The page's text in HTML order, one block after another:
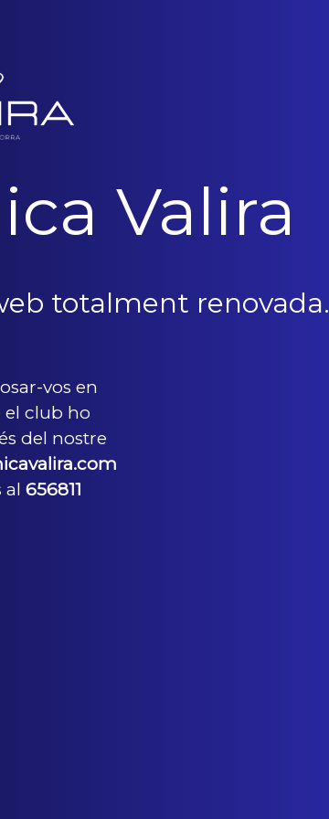
Valira
totalment renovada.
vos en
club ho
del nostre
al 656811